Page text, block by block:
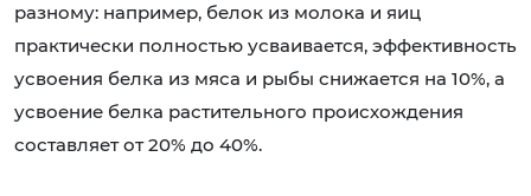
разному: например, белок из молока и яиц
практически полностью усваивается, эффективность
усвоения белка из мяса и рыбы снижается на 10%, а
усвоение белка растительного происхождения
составляет от 20% до 40%.